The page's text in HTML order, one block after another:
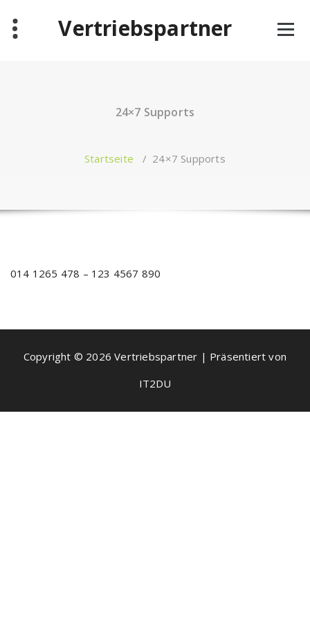
Inhalt
springen
Vertriebspartner
24×7 Supports
Startseite / 24×7 Supports
014 1265 478 – 123 4567 890
Copyright © 2026 Vertriebspartner | Präsentiert von
IT2DU